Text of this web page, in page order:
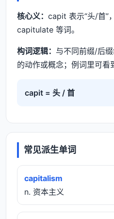
核心义： capit 表示“头/首”
capitulate 等词。
构词逻辑： 与不同前缀/后
的动作或概念；例词里可看
capit = 头 / 首
常见派生单词
capitalism
n. 资本主义